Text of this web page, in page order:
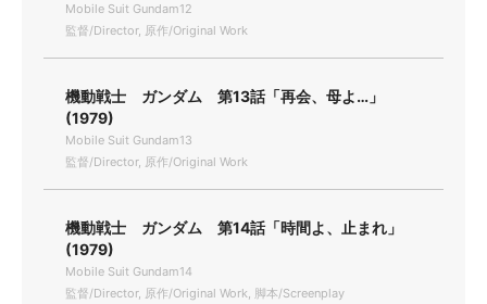
Mobile Suit Gundam12
監督/Director, 原作/Original Work
機動戦士 ガンダム 第13話「再会、母よ…」
(1979)
Mobile Suit Gundam13
監督/Director, 原作/Original Work
機動戦士 ガンダム 第14話「時間よ、止まれ」
(1979)
Mobile Suit Gundam14
監督/Director, 原作/Original Work, 脚本/Screenplay